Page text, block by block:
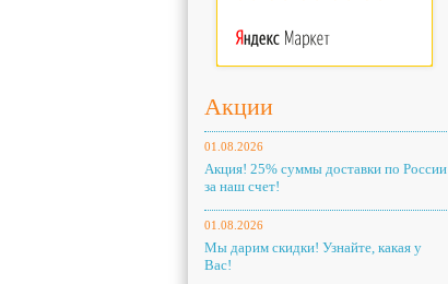
Акции
01.08.2026
Акция! 25% суммы доставки по России
за наш счет!
01.08.2026
Мы дарим скидки! Узнайте, какая у
Вас!